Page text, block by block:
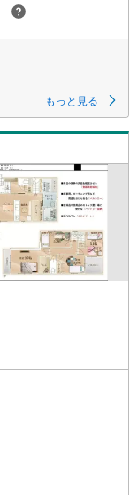
もっと見る